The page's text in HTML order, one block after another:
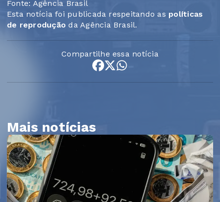
Fonte: Agência Brasil
Esta notícia foi publicada respeitando as políticas
de reprodução da Agência Brasil.
Compartilhe essa notícia
Mais notícias